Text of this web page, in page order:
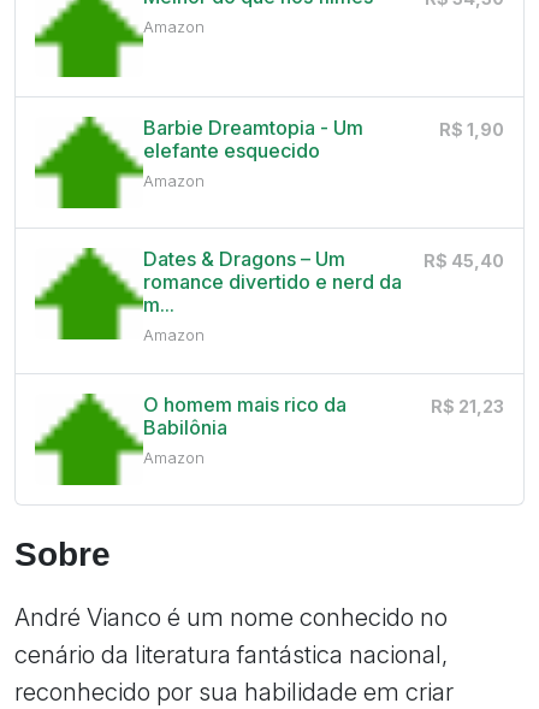
Amazon
Barbie Dreamtopia - Um
elefante esquecido
Amazon
R$ 1,90
Dates & Dragons – Um
romance divertido e nerd da
m...
Amazon
R$ 45,40
O homem mais rico da
Babilônia
Amazon
R$ 21,23
Sobre
André Vianco é um nome conhecido no
cenário da literatura fantástica nacional,
reconhecido por sua habilidade em criar